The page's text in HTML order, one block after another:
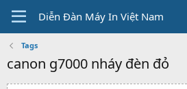
Diễn Đàn Máy In Việt Nam
Tags
canon g7000 nháy đèn đỏ